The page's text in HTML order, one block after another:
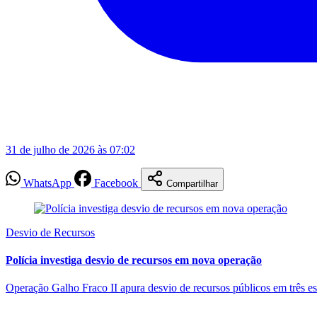
31 de julho de 2026 às 07:02
WhatsApp Facebook Compartilhar
Desvio de Recursos
Polícia investiga desvio de recursos em nova operação
Operação Galho Fraco II apura desvio de recursos públicos em três